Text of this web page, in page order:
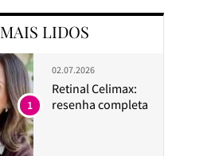
MAIS LIDOS
02.07.2026
Retinal Celimax:
resenha completa
1